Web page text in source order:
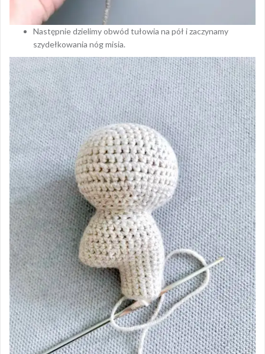
Następnie dzielimy obwód tułowia na pół i zaczynamy
szydełkowania nóg misia.